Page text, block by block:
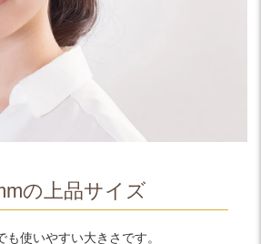
の上品サイズ
使いやすい大きさです。